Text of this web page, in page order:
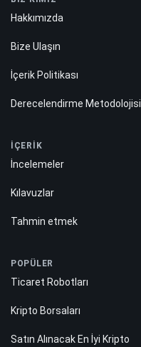
Hakkımızda
Bize Ulaşın
İçerik Politikası
Derecelendirme Metodolojisi
İÇERİK
İncelemeler
Kılavuzlar
Tahmin etmek
POPÜLER
Ticaret Robotları
Kripto Borsaları
Satın Alınacak En İyi Kripto